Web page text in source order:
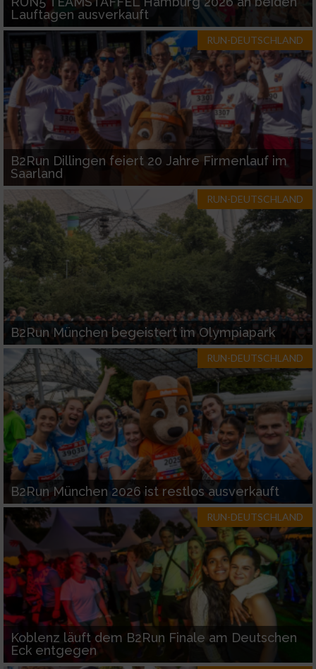
Lauftagen ausverkauft
RUN-DEUTSCHLAND
B2Run Dillingen feiert 20 Jahre Firmenlauf im
Saarland
RUN-DEUTSCHLAND
B2Run München begeistert im Olympiapark
RUN-DEUTSCHLAND
B2Run München 2026 ist restlos ausverkauft
RUN-DEUTSCHLAND
Koblenz läuft dem B2Run Finale am Deutschen
Eck entgegen
Entwicklung und Verbesserung der Angebote
Verwendung reduzierter Daten zur Auswahl
von Inhalten
IAB-Besonderheiten:
Verwendung genauer Standortdaten
Geräte anhand von aktiv angeforderten
Informationen identifizieren
Nicht-IAB-Verarbeitungszwecke:
Notwendig
Performance
Funktional
Werbung